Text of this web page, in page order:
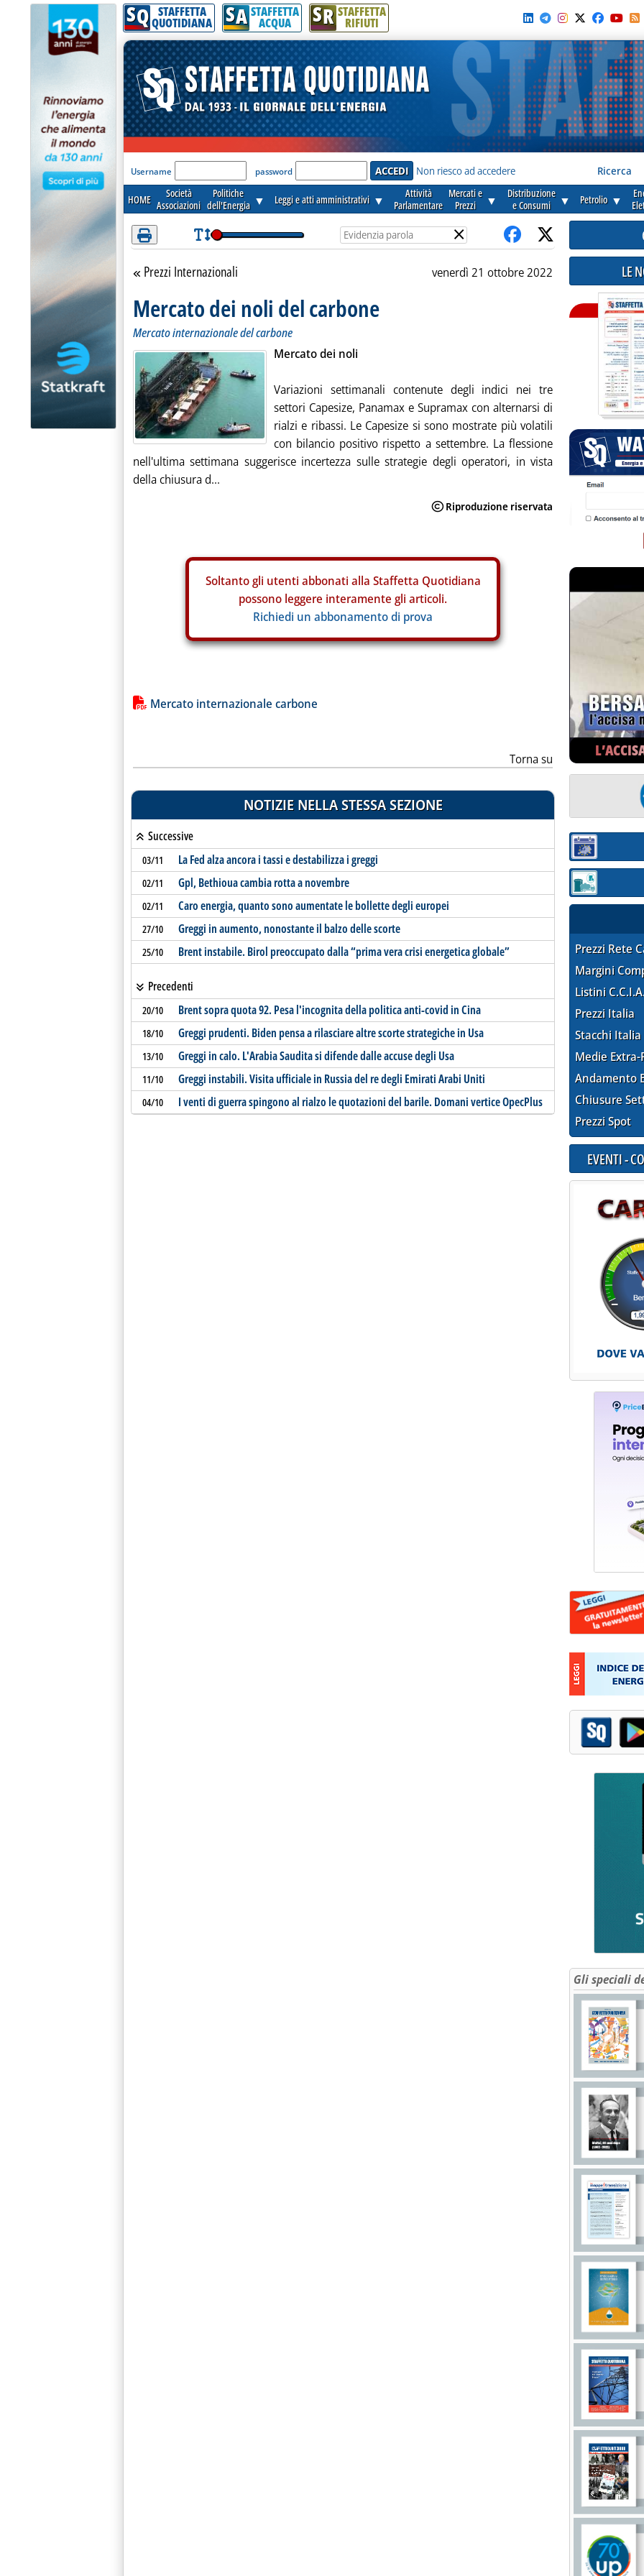
Attenzione! Esegui l'accesso per lèggere interamente la notizia.
SQ STAFFETTA
QUOTIDIANA SA STAFFETTA
ACQUA SR STAFFETTA
RIFIUTI
'Modulo Login per accedere'
Username password Non riesco ad accedere Ricerca
HOME
Società
Associazioni
Politiche
dell'Energia ▼ Leggi e atti amministrativi ▼
Attività
Parlamentare
Mercati e
Prezzi
▼
Distribuzione
e Consumi
▼ Petrolio ▼
×
Torna alla sezione
Prezzi Internazionali venerdì 21 ottobre 2022
Mercato dei noli del carbone
Mercato internazionale del carbone
Mercato dei noli
Variazioni settimanali contenute degli indici nei tre
settori Capesize, Panamax e Supramax con alternarsi di
rialzi e ribassi. Le Capesize si sono mostrate più volatili
con bilancio positivo rispetto a settembre. La flessione
nell'ultima settimana suggerisce incertezza sulle strategie degli operatori, in vista
della chiusura d...
Soltanto gli utenti abbonati alla Staffetta Quotidiana
possono leggere interamente gli articoli.
Richiedi un abbonamento di prova
Lista allegati PDF alla notizia
Mercato internazionale carbone
Torna su
NOTIZIE NELLA STESSA SEZIONE
Successive
03/11 La Fed alza ancora i tassi e destabilizza i greggi
02/11 Gpl, Bethioua cambia rotta a novembre
02/11 Caro energia, quanto sono aumentate le bollette degli europei
27/10 Greggi in aumento, nonostante il balzo delle scorte
25/10 Brent instabile. Birol preoccupato dalla “prima vera crisi energetica globale”
Precedenti
20/10 Brent sopra quota 92. Pesa l'incognita della politica anti-covid in Cina
18/10 Greggi prudenti. Biden pensa a rilasciare altre scorte strategiche in Usa
13/10 Greggi in calo. L'Arabia Saudita si difende dalle accuse degli Usa
11/10 Greggi instabili. Visita ufficiale in Russia del re degli Emirati Arabi Uniti
04/10 I venti di guerra spingono al rialzo le quotazioni del barile. Domani vertice OpecPlus
LE
Sezione:
Sezione:
Prezzi Rete
Margini
Listini
Prezzi Italia
Stacchi Italia
Medie Extra-
Andamento
Chiusure
Prezzi Spot
EVENTI -
Gli speciali